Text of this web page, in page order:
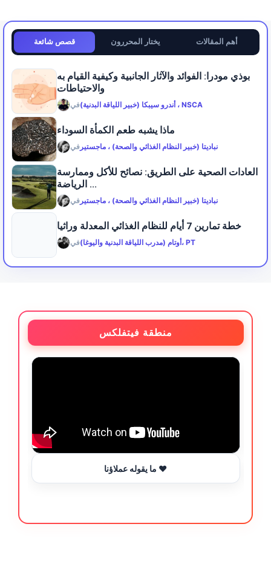
قصص شائعة يختار المحررون أهم المقالات
بوذي مودرا: الفوائد والآثار الجانبية وكيفية القيام به
والاحتياطات
في أندرو سيبكا (خبير اللياقة البدنية) ، NSCA
ماذا يشبه طعم الكمأة السوداء
في نباديتا (خبير النظام الغذائي والصحة) ، ماجستير
العادات الصحية على الطريق: نصائح للأكل وممارسة
الرياضة ...
في نباديتا (خبير النظام الغذائي والصحة) ، ماجستير
خطة تمارين 7 أيام للنظام الغذائي المعدلة وراثيا
في أوتام (مدرب اللياقة البدنية واليوغا)، PT
منطقة فيتفلكس
ما يقوله عملاؤنا ❤️